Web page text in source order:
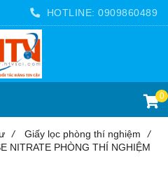
HOTLINE: 0909860489
0
/ Giấy lọc phòng thí nghiệm
/
NITRATE PHÒNG THÍ NGHIỆM